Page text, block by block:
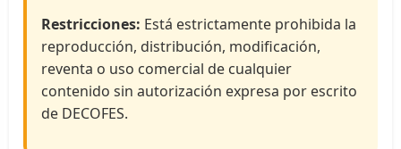
Restricciones: Está estrictamente prohibida la
reproducción, distribución, modificación,
reventa o uso comercial de cualquier
contenido sin autorización expresa por escrito
de DECOFES.